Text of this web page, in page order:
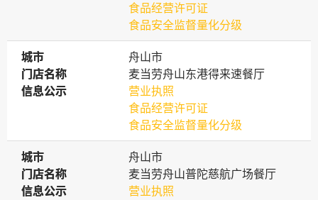
食品经营许可证
食品安全监督量化分级
城市
城市
舟山市
门店名称
门店名称
麦当劳舟山东港得来速餐厅
信息公示
信息公示
营业执照
食品经营许可证
食品安全监督量化分级
城市
城市
舟山市
门店名称
门店名称
麦当劳舟山普陀慈航广场餐厅
信息公示
信息公示
营业执照